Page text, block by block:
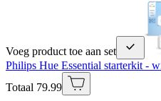
Voeg product toe aan set
Philips Hue Essential starterkit -
Totaal 79.99